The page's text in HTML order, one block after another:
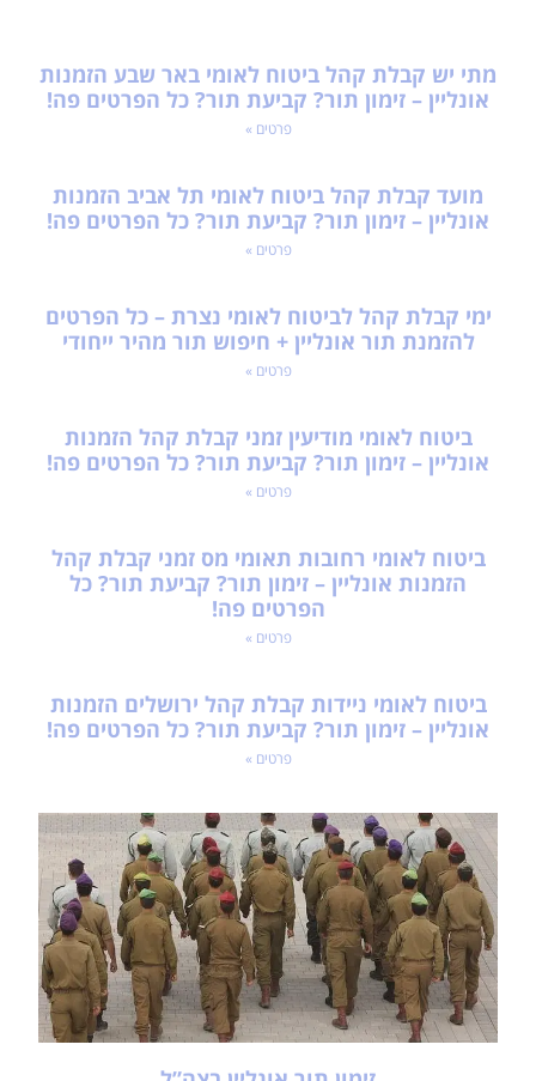
מתי יש קבלת קהל ביטוח לאומי באר שבע הזמנות
אונליין – זימון תור? קביעת תור? כל הפרטים פה!
פרטים »
מועד קבלת קהל ביטוח לאומי תל אביב הזמנות
אונליין – זימון תור? קביעת תור? כל הפרטים פה!
פרטים »
ימי קבלת קהל לביטוח לאומי נצרת – כל הפרטים
להזמנת תור אונליין + חיפוש תור מהיר ייחודי
פרטים »
ביטוח לאומי מודיעין זמני קבלת קהל הזמנות
אונליין – זימון תור? קביעת תור? כל הפרטים פה!
פרטים »
ביטוח לאומי רחובות תאומי מס זמני קבלת קהל
הזמנות אונליין – זימון תור? קביעת תור? כל
הפרטים פה!
פרטים »
ביטוח לאומי ניידות קבלת קהל ירושלים הזמנות
אונליין – זימון תור? קביעת תור? כל הפרטים פה!
פרטים »